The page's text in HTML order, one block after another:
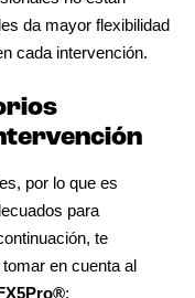
da mayor flexibilidad
cada intervención.
por lo que es
para
te
en cuenta al
: